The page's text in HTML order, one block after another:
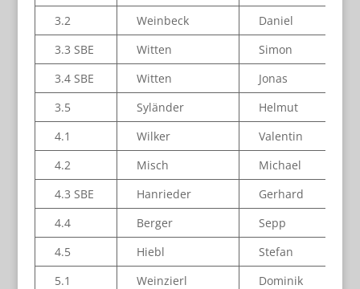
3.2
Weinbeck
Daniel
3.3 SBE
Witten
Simon
3.4 SBE
Witten
Jonas
3.5
Syländer
Helmut
4.1
Wilker
Valentin
4.2
Misch
Michael
4.3 SBE
Hanrieder
Gerhard
4.4
Berger
Sepp
4.5
Hiebl
Stefan
5.1
Weinzierl
Dominik